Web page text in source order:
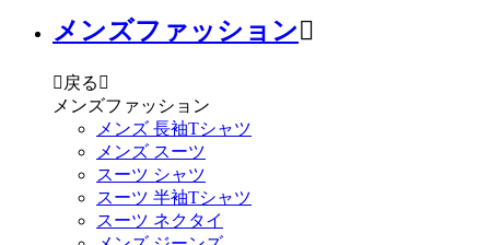
メンズファッション
 戻る 
メンズファッション
メンズ 長袖Tシャツ
メンズ スーツ
スーツ シャツ
スーツ 半袖Tシャツ
スーツ ネクタイ